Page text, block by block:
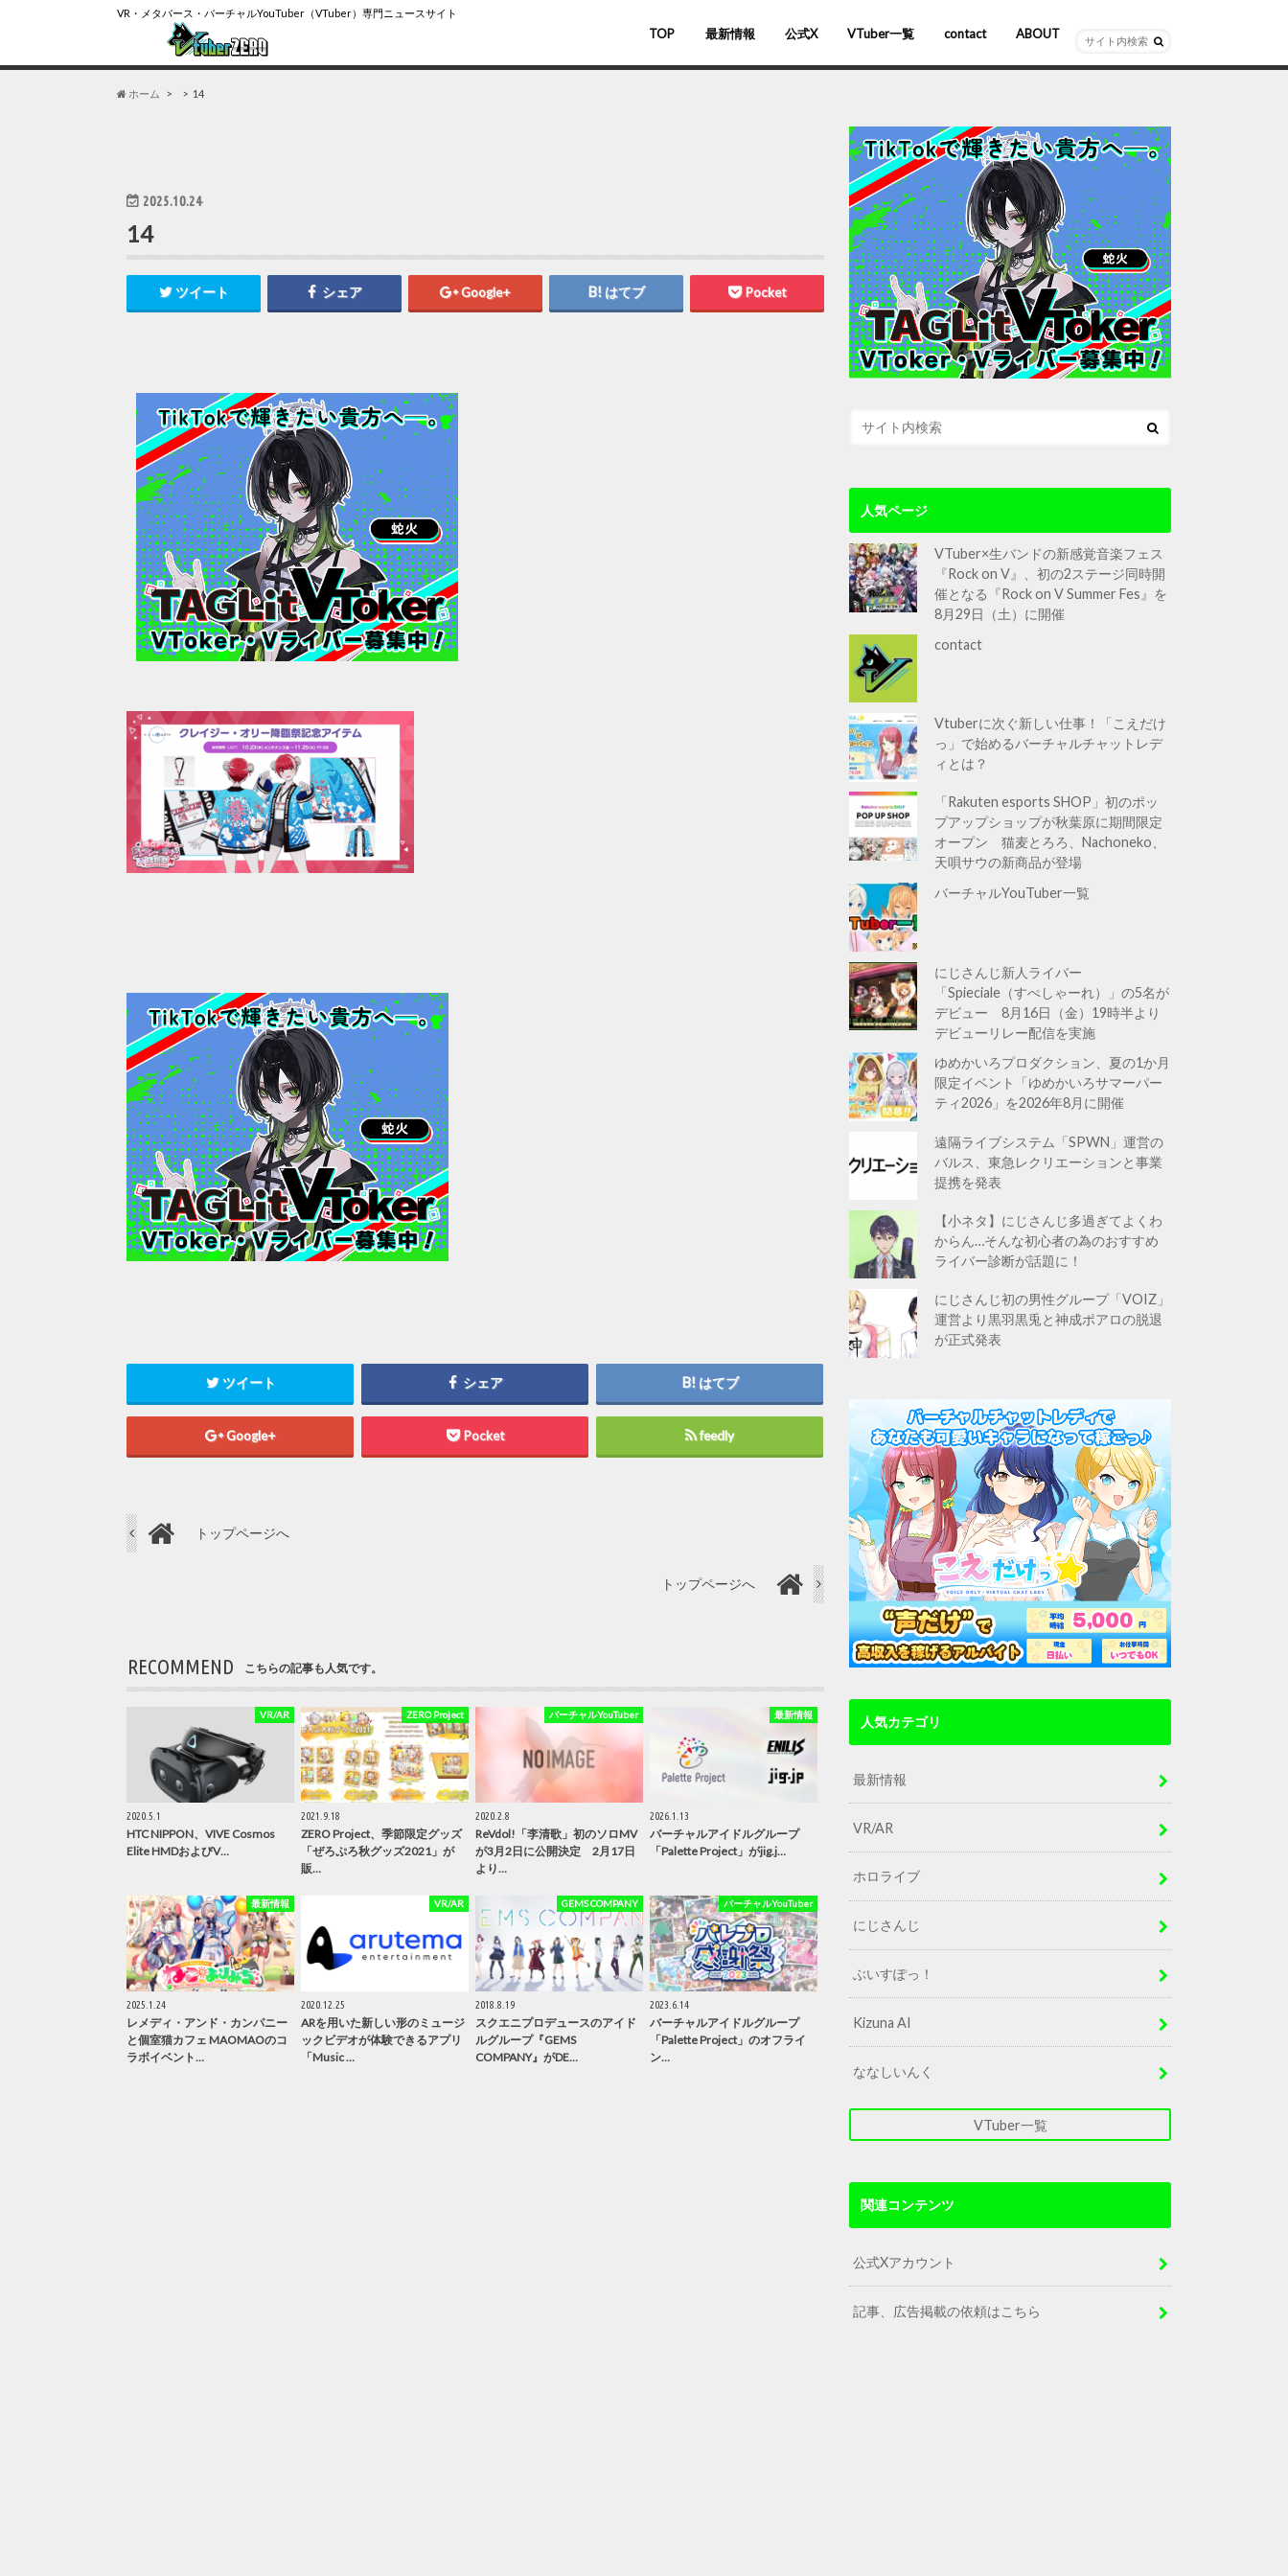
VR・メタバース・バーチャルYouTuber（VTuber）専門ニュースサイト
TOP 最新情報 公式X VTuber一覧
バーチャルYouTuber
VR/AR
ホロライブ
にじさんじ
ななしいんく
ぶいすぽっ！
contact ABOUT
ホーム 14
2025.10.24
14
ツイート シェア Google+ はてブ Pocket
ツイート シェア はてブ
Google+ Pocket feedly
トップページへ
トップページへ
RECOMMEND こちらの記事も人気です。
VR/AR
2020.5.1
HTC NIPPON、VIVE Cosmos
Elite HMDおよびV…
ZERO Project
2021.9.18
ZERO Project、季節限定グッズ
「ぜろぷろ秋グッズ2021」が
販…
バーチャルYouTuber
2020.2.8
ReVdol!「李清歌」初のソロMV
が3月2日に公開決定 2月17日
より…
最新情報
2026.1.13
バーチャルアイドルグループ
「Palette Project」がjig.j…
最新情報
2025.1.24
レメディ・アンド・カンパニー
と個室猫カフェ MAOMAOのコ
ラボイベント…
VR/AR
2020.12.25
ARを用いた新しい形のミュージ
ックビデオが体験できるアプリ
「Music …
GEMS COMPANY
2018.8.19
スクエニプロデュースのアイド
ルグループ『GEMS
COMPANY』がDE…
バーチャルYouTuber
2023.6.14
バーチャルアイドルグループ
「Palette Project」のオフライ
ン…
人気ページ
VTuber×生バンドの新感覚音楽フェス
『Rock on V』、初の2ステージ同時開
催となる『Rock on V Summer Fes』を
8月29日（土）に開催
contact
Vtuberに次ぐ新しい仕事！「こえだけ
っ」で始めるバーチャルチャットレデ
ィとは？
「Rakuten esports SHOP」初のポッ
プアップショップが秋葉原に期間限定
オープン 猫麦とろろ、Nachoneko、
天唄サウの新商品が登場
バーチャルYouTuber一覧
にじさんじ新人ライバー
「Spieciale（すぺしゃーれ）」の5名が
デビュー 8月16日（金）19時半より
デビューリレー配信を実施
ゆめかいろプロダクション、夏の1か月
限定イベント「ゆめかいろサマーパー
ティ2026」を2026年8月に開催
遠隔ライブシステム「SPWN」運営の
バルス、東急レクリエーションと事業
提携を発表
【小ネタ】にじさんじ多過ぎてよくわ
からん…そんな初心者の為のおすすめ
ライバー診断が話題に！
にじさんじ初の男性グループ「VOIZ」
運営より黒羽黒兎と神成ポアロの脱退
が正式発表
人気カテゴリ
最新情報
VR/AR
ホロライブ
にじさんじ
ぶいすぽっ！
Kizuna AI
ななしいんく
VTuber一覧
関連コンテンツ
公式Xアカウント
記事、広告掲載の依頼はこちら